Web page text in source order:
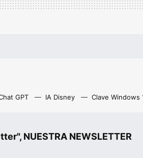
GPT IA Disney Clave Windows
NUESTRA NEWSLETTER